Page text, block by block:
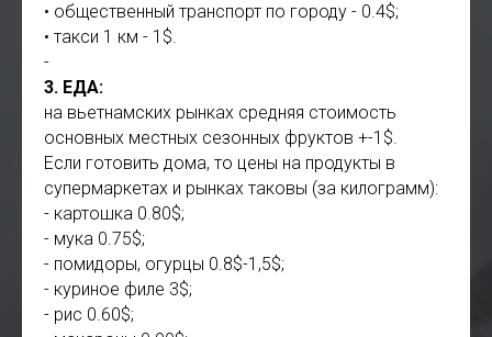
• общественный транспорт по городу - 0.4$;
• такси 1 км - 1$.
-
3. ЕДА:
на вьетнамских рынках средняя стоимость
основных местных сезонных фруктов +-1$.
Если готовить дома, то цены на продукты в
супермаркетах и рынках таковы (за килограмм):
- картошка 0.80$;
- мука 0.75$;
- помидоры, огурцы 0.8$-1,5$;
- куриное филе 3$;
- рис 0.60$;